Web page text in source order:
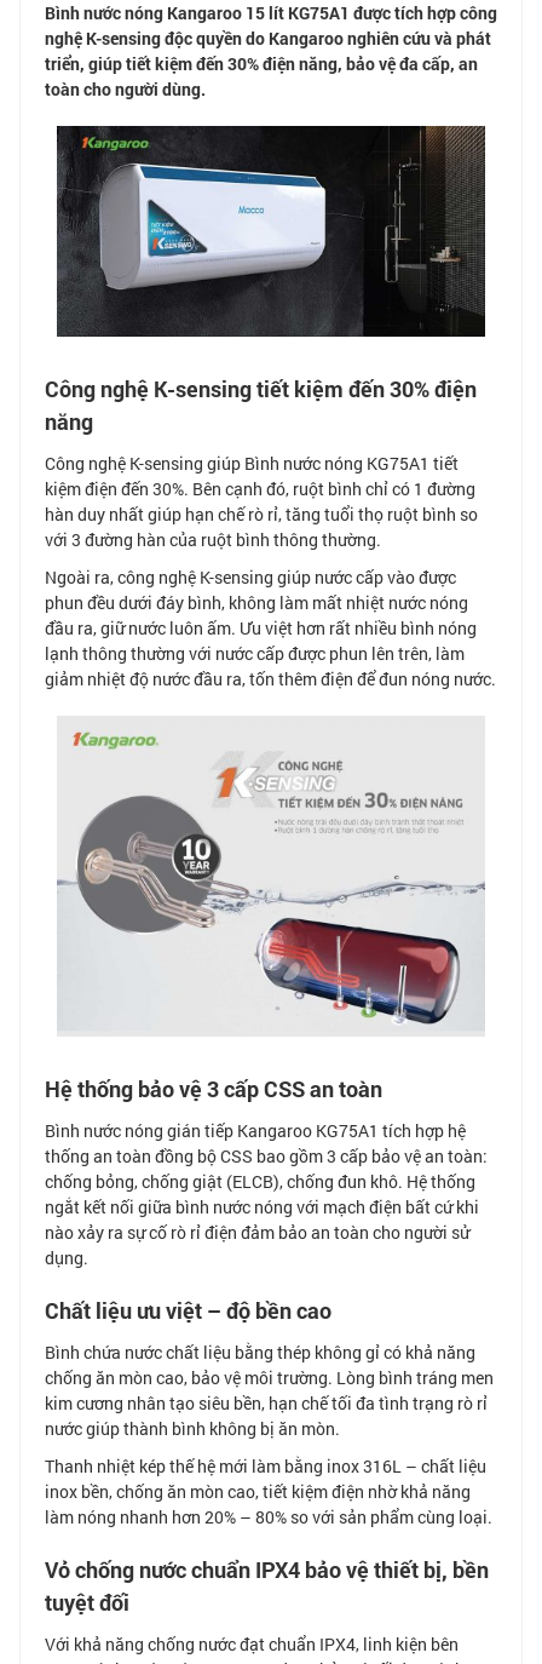
Bình nước nóng Kangaroo 15 lít KG75A1 được tích hợp công
nghệ K-sensing độc quyền do Kangaroo nghiên cứu và phát
triển, giúp tiết kiệm đến 30% điện năng, bảo vệ đa cấp, an
toàn cho người dùng.
Công nghệ K-sensing tiết kiệm đến 30% điện
năng
Công nghệ K-sensing giúp Bình nước nóng KG75A1 tiết
kiệm điện đến 30%. Bên cạnh đó, ruột bình chỉ có 1 đường
hàn duy nhất giúp hạn chế rò rỉ, tăng tuổi thọ ruột bình so
với 3 đường hàn của ruột bình thông thường.
Ngoài ra, công nghệ K-sensing giúp nước cấp vào được
phun đều dưới đáy bình, không làm mất nhiệt nước nóng
đầu ra, giữ nước luôn ấm. Ưu việt hơn rất nhiều bình nóng
lạnh thông thường với nước cấp được phun lên trên, làm
giảm nhiệt độ nước đầu ra, tốn thêm điện để đun nóng nước.
Hệ thống bảo vệ 3 cấp CSS an toàn
Bình nước nóng gián tiếp Kangaroo KG75A1 tích hợp hệ
thống an toàn đồng bộ CSS bao gồm 3 cấp bảo vệ an toàn:
chống bỏng, chống giật (ELCB), chống đun khô. Hệ thống
ngắt kết nối giữa bình nước nóng với mạch điện bất cứ khi
nào xảy ra sự cố rò rỉ điện đảm bảo an toàn cho người sử
dụng.
Chất liệu ưu việt – độ bền cao
Bình chứa nước chất liệu bằng thép không gỉ có khả năng
chống ăn mòn cao, bảo vệ môi trường. Lòng bình tráng men
kim cương nhân tạo siêu bền, hạn chế tối đa tình trạng rò rỉ
nước giúp thành bình không bị ăn mòn.
Thanh nhiệt kép thế hệ mới làm bằng inox 316L – chất liệu
inox bền, chống ăn mòn cao, tiết kiệm điện nhờ khả năng
làm nóng nhanh hơn 20% – 80% so với sản phẩm cùng loại.
Vỏ chống nước chuẩn IPX4 bảo vệ thiết bị, bền
tuyệt đối
Với khả năng chống nước đạt chuẩn IPX4, linh kiện bên